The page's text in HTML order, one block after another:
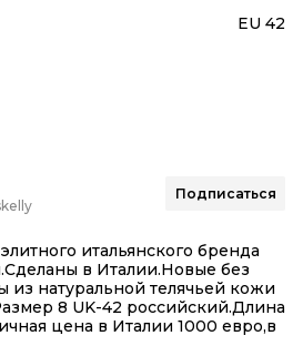
EU 42
Подписаться
итальянского бренда
в Италии.Новые без
из натуральной телячьей кожи
8 UK-42 российский.Длина
цена в Италии 1000 евро,в